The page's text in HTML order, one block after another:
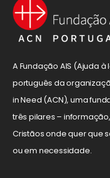
A Fundação AIS (Ajuda
português da
in Need (ACN), uma
três pilares –
Cristãos onde quer que
ou em necessidade.